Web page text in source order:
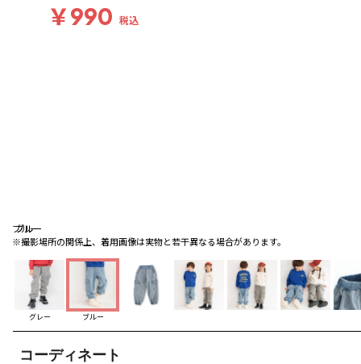
ブルー
※撮影場所の関係上、着用画像は実物と若干異なる場合があります。
ブルー
ブルー
グレー ブルー
コーディネート
￥990 税込